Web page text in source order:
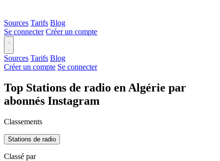
Sources Tarifs Blog
Se connecter Créer un compte
Sources Tarifs Blog
Créer un compte Se connecter
Top Stations de radio en Algérie par
abonnés Instagram
Classements
Stations de radio
Classé par